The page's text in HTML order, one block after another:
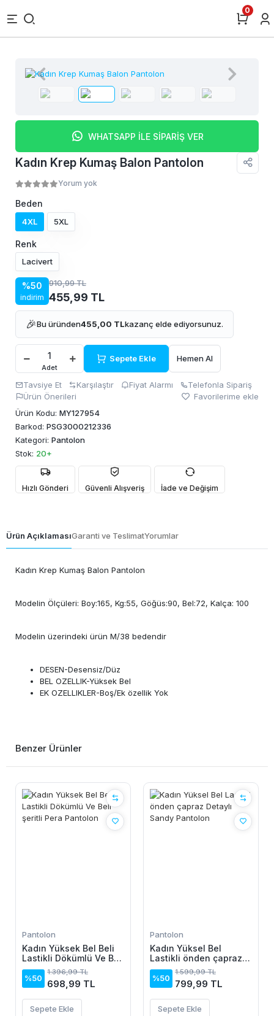
0
WHATSAPP İLE SİPARİŞ VER
Kadın Krep Kumaş Balon Pantolon
Yorum yok
Beden
4XL 5XL
Renk
Lacivert
%50
indirim
910,99 TL
455,99 TL
🎉Bu üründen455,00 TLkazanç elde ediyorsunuz.
Adet
Sepete Ekle Hemen Al
Tavsiye Et Karşılaştır Fiyat Alarmı
Telefonla Sipariş
Ürün Önerileri
Favorilerime ekle
Ürün Kodu: MY127954
Barkod: PSG3000212336
Kategori: Pantolon
Stok: 20+
Hızlı Gönderi Güvenli Alışveriş İade ve Değişim
Ürün AçıklamasıGaranti ve TeslimatYorumlar
Kadın Krep Kumaş Balon Pantolon
Modelin Ölçüleri: Boy:165, Kg:55, Göğüs:90, Bel:72, Kalça: 100
Modelin üzerindeki ürün M/38 bedendir
DESEN-Desensiz/Düz
BEL OZELLIK-Yüksek Bel
EK OZELLIKLER-Boş/Ek özellik Yok
Benzer Ürünler
Pantolon
Kadın Yüksek Bel Beli
Lastikli Dökümlü Ve Beli
şeritli Pera Pantolon
%50
1.396,99 TL
698,99 TL
Sepete Ekle
Pantolon
Kadın Yüksel Bel
Lastikli önden çapraz
Detaylı Sandy Pantolon
%50
1.599,99 TL
799,99 TL
Sepete Ekle